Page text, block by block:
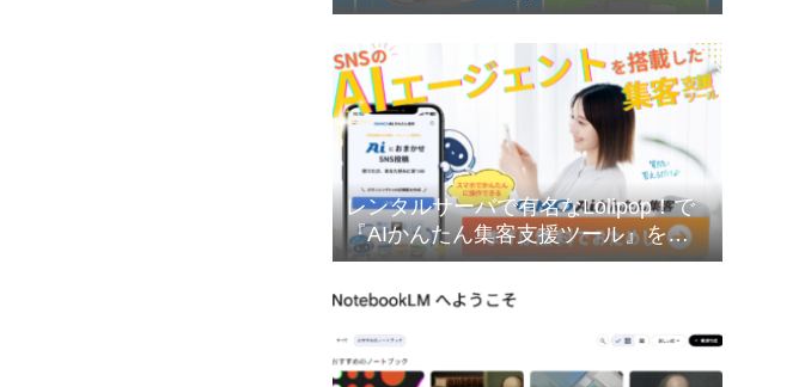
乾電池型バッテリー」の購入検討に
ついて❣
レンタルサーバで有名なLolipop！で
『AIかんたん集客支援ツール』を無
料でお試しできます❣